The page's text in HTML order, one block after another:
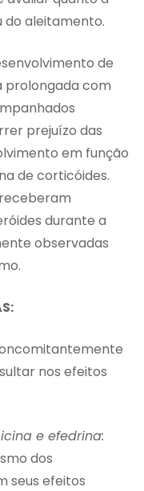
aleitamento.
de
prolongada com
prejuízo das
em função
de corticóides.
durante a
observadas
nos efeitos
e efedrina:
dos
seus efeitos